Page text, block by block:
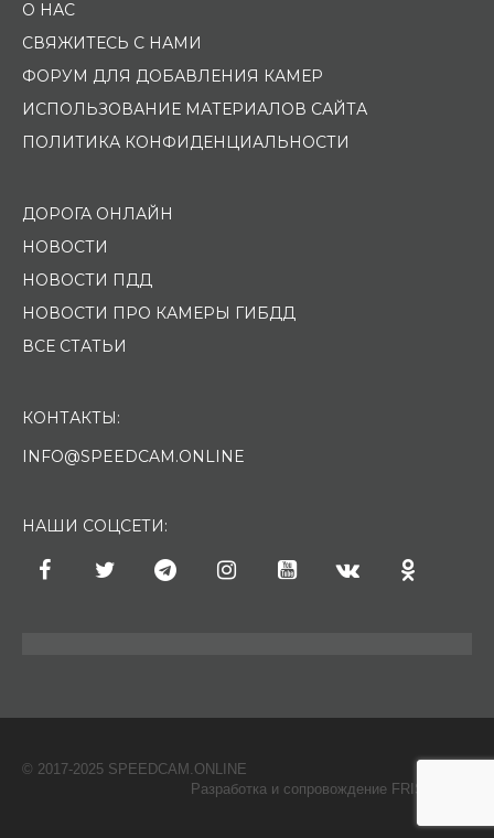
О НАС
СВЯЖИТЕСЬ С НАМИ
ФОРУМ ДЛЯ ДОБАВЛЕНИЯ КАМЕР
ИСПОЛЬЗОВАНИЕ МАТЕРИАЛОВ САЙТА
ПОЛИТИКА КОНФИДЕНЦИАЛЬНОСТИ
ДОРОГА ОНЛАЙН
НОВОСТИ
НОВОСТИ ПДД
НОВОСТИ ПРО КАМЕРЫ ГИБДД
ВСЕ СТАТЬИ
КОНТАКТЫ:
INFO@SPEEDCAM.ONLINE
НАШИ СОЦСЕТИ:
© 2017-2025 SPEEDCAM.ONLINE
Разработка и сопровождение FRISH & С